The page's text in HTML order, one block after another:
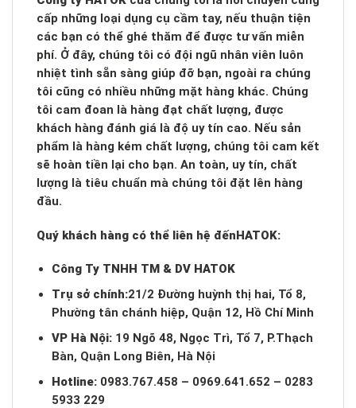
cấp những loại dụng cụ cầm tay, nếu thuận tiện
các bạn có thể ghé thăm để được tư vấn miễn
phí. Ở đây, chúng tôi có đội ngũ nhân viên luôn
nhiệt tình sẵn sàng giúp đỡ bạn, ngoài ra chúng
tôi cũng có nhiều những mặt hàng khác. Chúng
tôi cam đoan là hàng đạt chất lượng, được
khách hàng đánh giá là độ uy tín cao. Nếu sản
phẩm là hàng kém chất lượng, chúng tôi cam kết
sẽ hoàn tiền lại cho bạn. An toàn, uy tín, chất
lượng là tiêu chuẩn mà chúng tôi đặt lên hàng
đầu.
Quý khách hàng có thể liên hệ đếnHATOK:
Công Ty TNHH TM & DV HATOK
Trụ sở chính:21/2 Đường huỳnh thị hai, Tổ 8,
Phường tân chánh hiệp, Quận 12, Hồ Chí Minh
VP Hà Nội: 19 Ngõ 48, Ngọc Trì, Tổ 7, P.Thạch
Bàn, Quận Long Biên, Hà Nội
Hotline: 0983.767.458 – 0969.641.652 – 0283
5933 229